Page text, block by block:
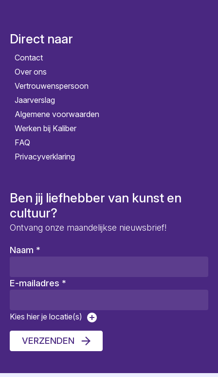
Direct naar
Contact
Over ons
Vertrouwenspersoon
Jaarverslag
Algemene voorwaarden
Werken bij Kaliber
FAQ
Privacyverklaring
Ben jij liefhebber van kunst en
cultuur?
Ontvang onze maandelijkse nieuwsbrief!
Naam *
E-mailadres *
Kies hier je locatie(s)
VERZENDEN